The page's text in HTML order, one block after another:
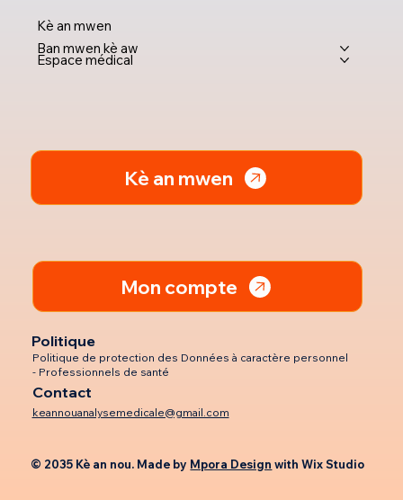
Kè an mwen
Ban mwen kè aw
Espace médical
Mon compte
Politique
Politique de protection des Données à caractère personnel
- Professionnels de santé
Contact
keannouanalysemedicale@gmail.com
Kè an mwen
© 2035 Kè an nou. Made by Mpora Design withWix Studio